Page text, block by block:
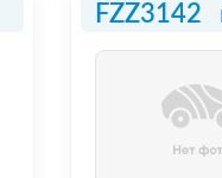
FZZ3142